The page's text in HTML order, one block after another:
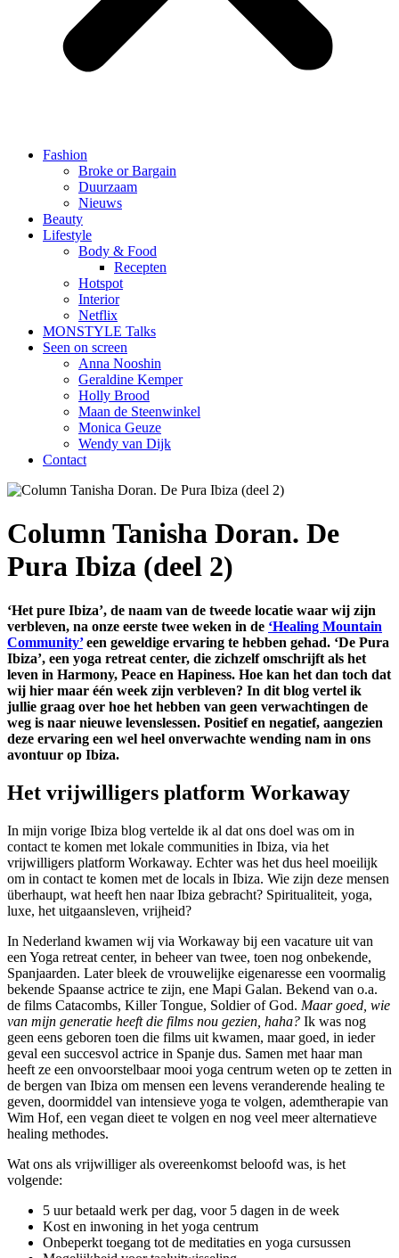
Fashion
Broke or Bargain
Duurzaam
Nieuws
Beauty
Lifestyle
Body & Food
Recepten
Hotspot
Interior
Netflix
MONSTYLE Talks
Seen on screen
Anna Nooshin
Geraldine Kemper
Holly Brood
Maan de Steenwinkel
Monica Geuze
Wendy van Dijk
Contact
Column Tanisha Doran. De
Pura Ibiza (deel 2)
‘Het pure Ibiza’, de naam van de tweede locatie waar wij zijn
verbleven, na onze eerste twee weken in de ‘Healing Mountain
Community’een geweldige ervaring te hebben gehad. ‘De Pura
Ibiza’, een yoga retreat center, die zichzelf omschrijft als het
leven in Harmony, Peace en Hapiness. Hoe kan het dan toch dat
wij hier maar één week zijn verbleven? In dit blog vertel ik
jullie graag over hoe het hebben van geen verwachtingen de
weg is naar nieuwe levenslessen. Positief en negatief, aangezien
deze ervaring een wel heel onverwachte wending nam in ons
avontuur op Ibiza.
Het vrijwilligers platform Workaway
In mijn vorige Ibiza blog vertelde ik al dat ons doel was om in
contact te komen met lokale communities in Ibiza, via het
vrijwilligers platform Workaway. Echter was het dus heel moeilijk
om in contact te komen met de locals in Ibiza. Wie zijn deze mensen
überhaupt, wat heeft hen naar Ibiza gebracht? Spiritualiteit, yoga,
luxe, het uitgaansleven, vrijheid?
In Nederland kwamen wij via Workaway bij een vacature uit van
een Yoga retreat center, in beheer van twee, toen nog onbekende,
Spanjaarden. Later bleek de vrouwelijke eigenaresse een voormalig
bekende Spaanse actrice te zijn, ene Mapi Galan. Bekend van o.a.
de films Catacombs, Killer Tongue, Soldier of God. Maar goed, wie
van mijn generatie heeft die films nou gezien, haha? Ik was nog
geen eens geboren toen die films uit kwamen, maar goed, in ieder
geval een succesvol actrice in Spanje dus. Samen met haar man
heeft ze een onvoorstelbaar mooi yoga centrum weten op te zetten in
de bergen van Ibiza om mensen een levens veranderende healing te
geven, doormiddel van intensieve yoga te volgen, ademtherapie van
Wim Hof, een vegan dieet te volgen en nog veel meer alternatieve
healing methodes.
Wat ons als vrijwilliger als overeenkomst beloofd was, is het
volgende:
5 uur betaald werk per dag, voor 5 dagen in de week
Kost en inwoning in het yoga centrum
Onbeperkt toegang tot de meditaties en yoga cursussen